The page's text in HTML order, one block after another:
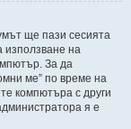
ще пази сесията
използване на
За да
ме” по време на
компютъра с други
я е